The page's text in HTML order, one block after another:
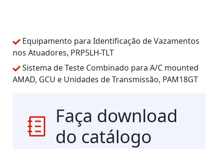
Equipamento para Identificação de Vazamentos
nos Atuadores, PRP5LH-TLT
Sistema de Teste Combinado para A/C mounted
AMAD, GCU e Unidades de Transmissão, PAM18GT
Faça download
do catálogo